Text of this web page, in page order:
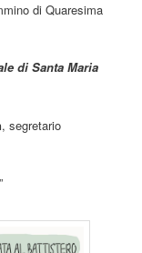
di Quaresima
di Santa Maria
, segretario
”